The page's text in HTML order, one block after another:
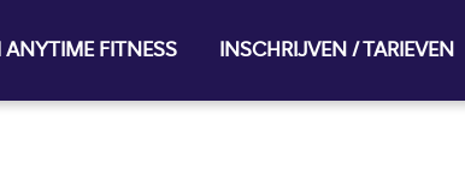
FITNESS INSCHRIJVEN / TARIEVEN